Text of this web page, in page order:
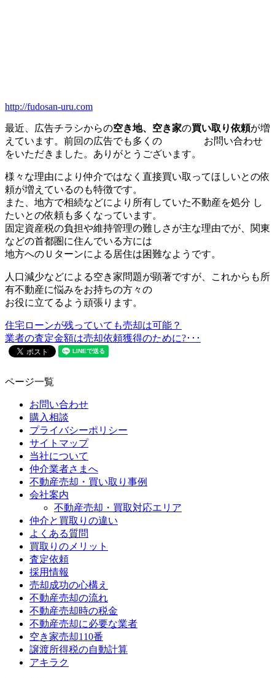
http://fudosan-uru.com
最近、広告チラシからの空き地、空き家の買い取り依頼が増
えています。前回の広告でも多くの お問い合わせ
をいただきました。ありがとうございます。
様々な理由により仲介ではなく直接買い取ってほしいとの依
頼が増えているのも特徴です。
また、地方で相続などにより所有していた不動産を処分 し
たいとの依頼も多くなっています。
固定資産税の負担や維持管理の難しさが主な理由でが、関東
などの首都圏に住んでいる方には
地方へのＵターンによる居住は困難なようです。
人口減少などによる空き家問題が顕著ですが、これからも所
有不動産に悩みをお持ちの方々の
お役に立てるよう頑張ります。
住宅ローンが残っていても売却は可能？
業者の査定金額は売却依頼獲得のために?･･･
ページ一覧
お問い合わせ
購入相談
プライバシーポリシー
サイトマップ
当社について
仲介業者さまへ
不動産売却・買い取り事例
会社案内
不動産売却・買取対応エリア
仲介と買取りの違い
よくある質問
買取りのメリット
査定依頼
採用情報
売却成功の心構え
不動産売却の流れ
不動産売却時の税金
不動産売却に必要な業者
空き家売却110番
譲渡所得税の自動計算
アキラク